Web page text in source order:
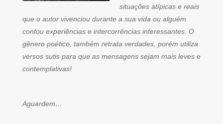
situações atípicas e reais
que o autor vivenciou durante a sua vida ou alguém
contou experiências e intercorrências interessantes. O
gênero poético, também retrata verdades, porém utiliza
versos sutis para que as mensagens sejam mais leves e
contemplativas!
Aguardem…